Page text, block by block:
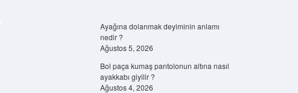
Ayağına dolanmak deyiminin anlamı
nedir ?
Ağustos 5, 2026
Bol paça kumaş pantolonun altına nasıl
ayakkabı giyilir ?
Ağustos 4, 2026